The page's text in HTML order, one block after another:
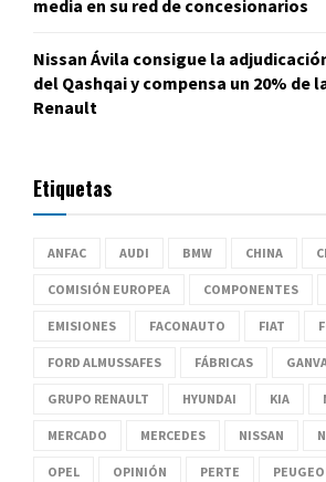
media en su red de concesionarios
Nissan Ávila consigue la
del Qashqai y compensa un 20% de
Renault
Etiquetas
ANFAC AUDI BMW CHINA
COMISIÓN EUROPEA COMPONENTES
EMISIONES FACONAUTO FIAT
FORD ALMUSSAFES FÁBRICAS
GRUPO RENAULT HYUNDAI KIA
MERCADO MERCEDES NISSAN
OPEL OPINIÓN PERTE